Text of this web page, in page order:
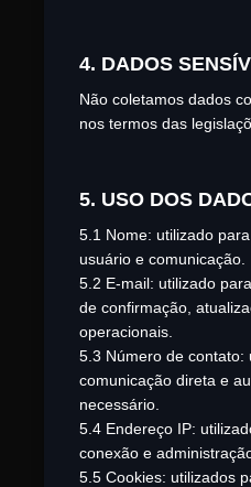
4. DADOS
Não coletamos dados
nos termos das
5. USO DOS
5.1 Nome: utilizado
usuário e comunicação.
5.2 E-mail: utilizado
de confirmação,
operacionais.
5.3 Número de contato:
comunicação direta e
necessário.
5.4 Endereço IP:
conexão e
5.5 Cookies: utilizados